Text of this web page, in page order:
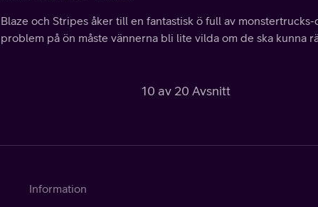
Blaze och Stripes åker till en fantastisk ö full av
problem på ön måste vännerna bli lite vilda om de ska kunna
10 av 20 Avsnitt
Information